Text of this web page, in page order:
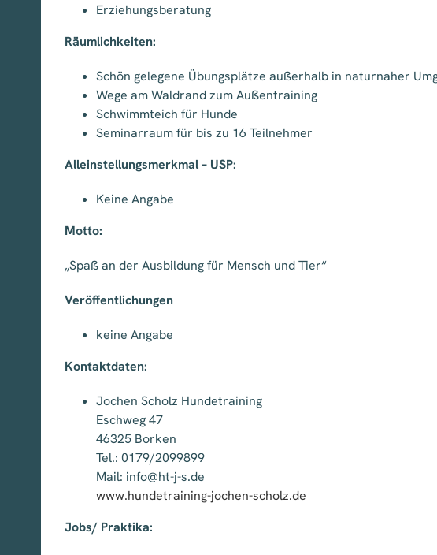
Erziehungsberatung
Räumlichkeiten:
Schön gelegene Übungsplätze außerhalb in naturnaher
Wege am Waldrand zum Außentraining
Schwimmteich für Hunde
Seminarraum für bis zu 16 Teilnehmer
Alleinstellungsmerkmal – USP:
Keine Angabe
Motto:
„Spaß an der Ausbildung für Mensch und Tier“
Veröffentlichungen
keine Angabe
Kontaktdaten:
Jochen Scholz Hundetraining
Eschweg 47
46325 Borken
Tel.: 0179/2099899
Mail: info@ht-j-s.de
www.hundetraining-jochen-scholz.de
Jobs/ Praktika: